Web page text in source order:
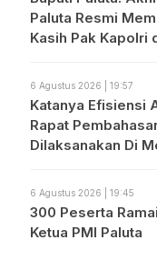
Paluta Resmi
Kasih Pak Kapolri
6 Agustus 2026 | 19:57
Katanya Efisiensi
Rapat
Dilaksanakan Di
6 Agustus 2026 | 19:45
300 Peserta
Ketua PMI Paluta